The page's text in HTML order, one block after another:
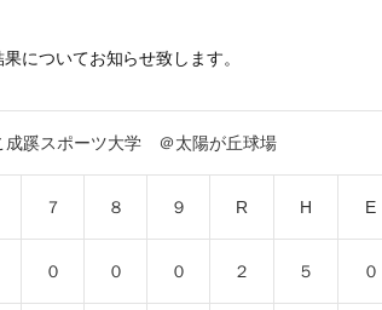
についてお知らせ致します。
蹊スポーツ大学 ＠太陽が丘球場
７ ８ ９ R H E
０ ０ ０ ２ ５ ０